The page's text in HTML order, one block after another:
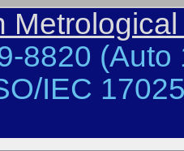
8820
IEC